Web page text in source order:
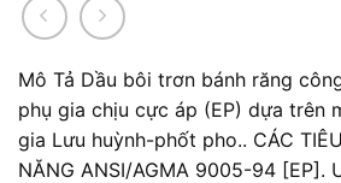
Mô Tả Dầu bôi trơn bánh răng
phụ gia chịu cực áp (EP) dựa trên
gia Lưu huỳnh-phốt pho.. CÁC
NĂNG ANSI/AGMA 9005-94 [EP].